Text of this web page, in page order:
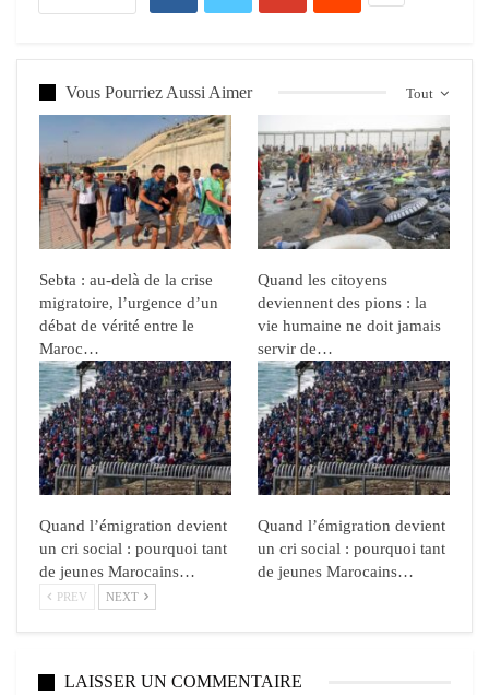
Tout
Vous Pourriez Aussi Aimer
Sebta : au-delà de la crise
migratoire, l’urgence d’un
débat de vérité entre le
Maroc…
Quand les citoyens
deviennent des pions : la
vie humaine ne doit jamais
servir de…
Quand l’émigration devient
un cri social : pourquoi tant
de jeunes Marocains…
Quand l’émigration devient
un cri social : pourquoi tant
de jeunes Marocains…
PREV NEXT
LAISSER UN COMMENTAIRE